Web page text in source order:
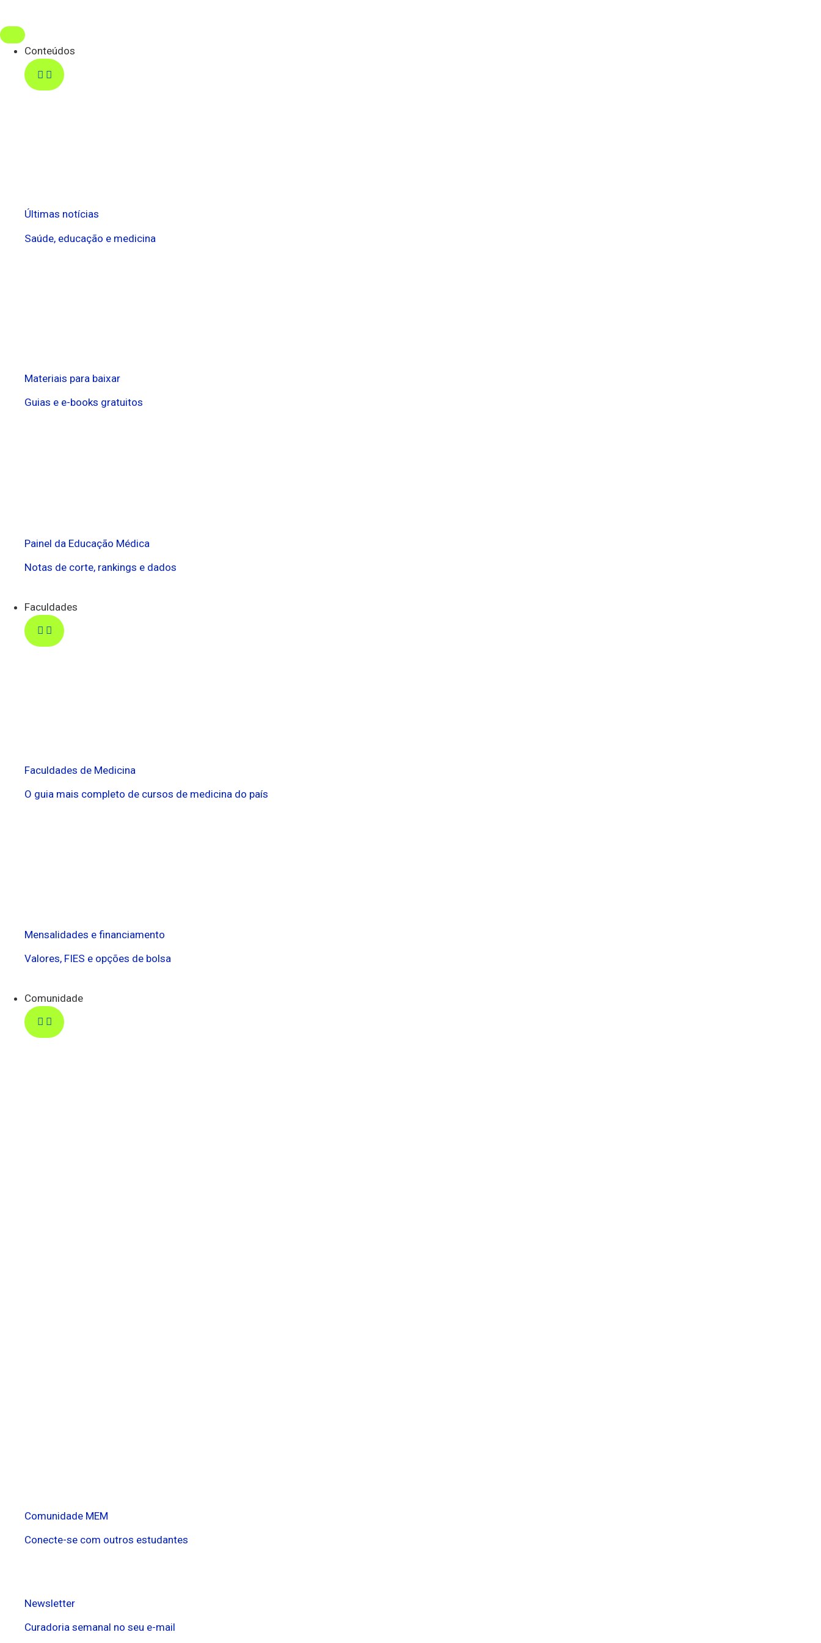
Conteúdos
Últimas notícias
Saúde, educação e medicina
Materiais para baixar
Guias e e-books gratuitos
Painel da Educação Médica
Notas de corte, rankings e dados
Faculdades
Faculdades de Medicina
O guia mais completo de cursos de medicina do país
Mensalidades e financiamento
Valores, FIES e opções de bolsa
Comunidade
Comunidade MEM
Conecte-se com outros estudantes
Newsletter
Curadoria semanal no seu e-mail